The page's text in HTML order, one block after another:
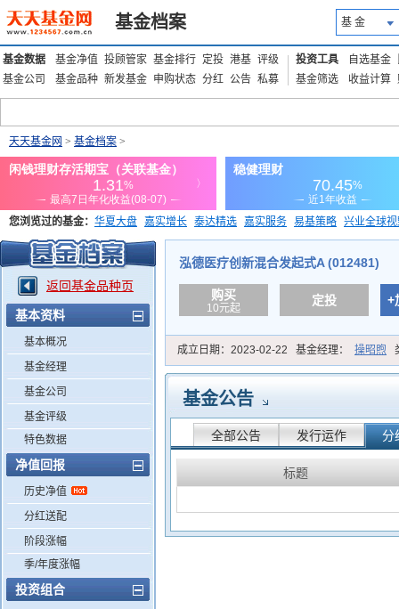
基金档案 基 金
基金数据 基金净值 投顾管家 基金排行 定投 港基 评级
基金公司
基金品种 新发基金 申购状态 分红 公告 私募
投资工具 自选基金
基金筛选
收益计算
天天基金网 > 基金档案 >
您浏览过的基金： 华夏大盘 嘉实增长 泰达精选 嘉实服务 易基策略 兴业全球
添富优势 华安宏利 上证180价值ETF
返回基金品种页
基本资料
基本概况
基金经理
基金公司
基金评级
特色数据
净值回报
历史净值
分红送配
阶段涨幅
季/年度涨幅
投资组合
泓德医疗创新混合发起式A (012481)
购买
10元起
定投 +
成立日期： 2023-02-22 基金经理： 操昭煦
基金公告
全部公告 发行运作 分
标题